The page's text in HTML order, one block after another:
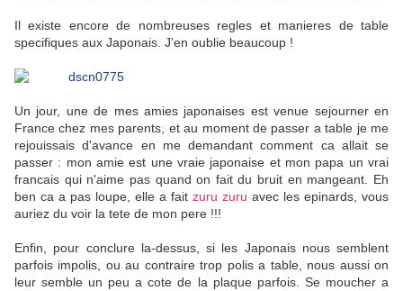
Il existe encore de nombreuses regles et manieres de table
specifiques aux Japonais. J'en oublie beaucoup !
Un jour, une de mes amies japonaises est venue sejourner en
France chez mes parents, et au moment de passer a table je me
rejouissais d'avance en me demandant comment ca allait se
passer : mon amie est une vraie japonaise et mon papa un vrai
francais qui n'aime pas quand on fait du bruit en mangeant. Eh
ben ca a pas loupe, elle a fait zuru zuru avec les epinards, vous
auriez du voir la tete de mon pere !!!
Enfin, pour conclure la-dessus, si les Japonais nous semblent
parfois impolis, ou au contraire trop polis a table, nous aussi on
leur semble un peu a cote de la plaque parfois. Se moucher a